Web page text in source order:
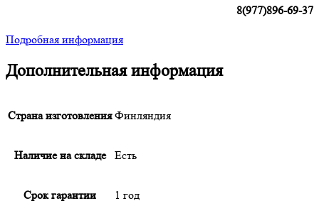
8(977)896-69-37
Подробная информация
Дополнительная информация
Страна изготовления Финляндия
Наличие на складе Есть
Срок гарантии 1 год